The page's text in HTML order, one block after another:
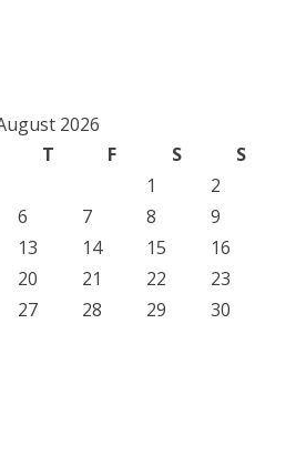
2026
T F S
S
1
2
6 7 8
9
13 14 15
16
20 21 22
23
27 28 29
30